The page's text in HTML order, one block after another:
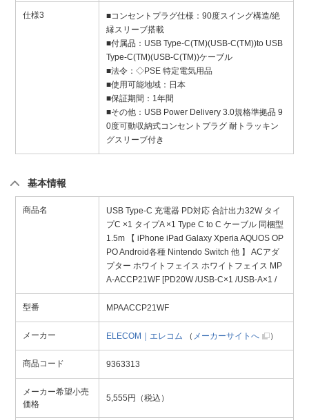
仕様3
■コンセントプラグ仕様：90度スイング構造/絶
縁スリーブ搭載
■付属品：USB Type-C(TM)(USB-C(TM))to USB
Type-C(TM)(USB-C(TM))ケーブル
■法令：◇PSE 特定電気用品
■使用可能地域：日本
■保証期間：1年間
■その他：USB Power Delivery 3.0規格準拠品 9
0度可動収納式コンセントプラグ 耐トラッキン
グスリーブ付き
基本情報
商品名
USB Type-C 充電器 PD対応 合計出力32W タイ
プC ×1 タイプA ×1 Type C to C ケーブル 同梱型
1.5m 【 iPhone iPad Galaxy Xperia AQUOS OP
PO Android各種 Nintendo Switch 他 】 ACアダ
プター ホワイトフェイス ホワイトフェイス MP
A-ACCP21WF [PD20W /USB-C×1 /USB-A×1 /
型番 MPAACCP21WF
メーカー ELECOM｜エレコム （ メーカーサイトへ ）
商品コード 9363313
メーカー希望小売
価格
5,555円（税込）